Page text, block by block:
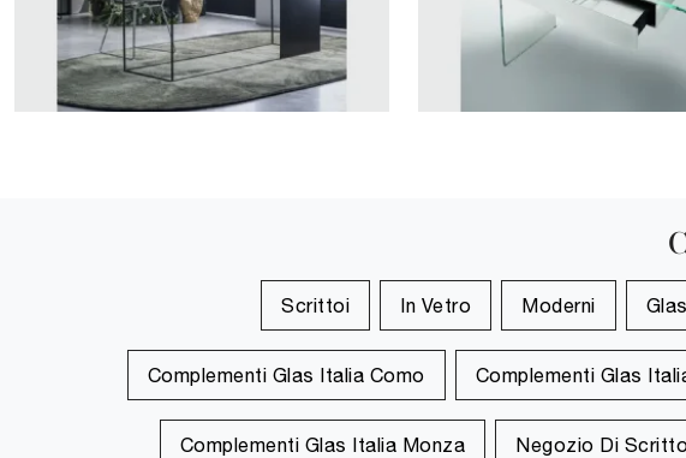
Scrittoi In Vetro Moderni
Complementi Glas Italia Como Complementi Glas
Complementi Glas Italia Monza Negozio Di